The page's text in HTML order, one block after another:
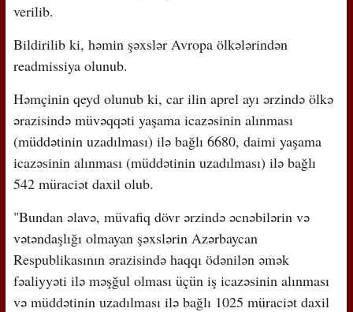
verilib.
Bildirilib ki, həmin şəxslər Avropa ölkələrindən
readmissiya olunub.
Həmçinin qeyd olunub ki, car ilin aprel ayı ərzində ölkə
ərazisində müvəqqəti yaşama icazəsinin alınması
(müddətinin uzadılması) ilə bağlı 6680, daimi yaşama
icazəsinin alınması (müddətinin uzadılması) ilə bağlı
542 müraciət daxil olub.
"Bundan əlavə, müvafiq dövr ərzində əcnəbilərin və
vətəndaşlığı olmayan şəxslərin Azərbaycan
Respublikasının ərazisində haqqı ödənilən əmək
fəaliyyəti ilə məşğul olması üçün iş icazəsinin alınması
və müddətinin uzadılması ilə bağlı 1025 müraciət daxil